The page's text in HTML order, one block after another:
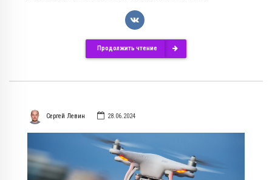
Продолжить чтение
Сергей Левин 28.06.2024